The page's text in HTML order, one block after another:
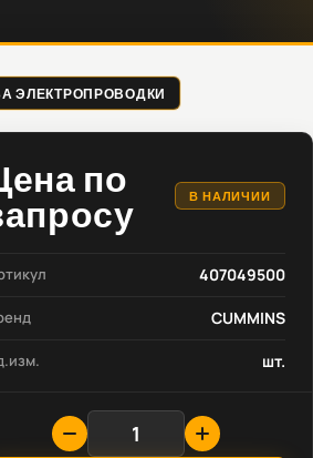
ЭЛЕКТРОПРОВОДКИ
по
В НАЛИЧИИ
407049500
CUMMINS
шт.